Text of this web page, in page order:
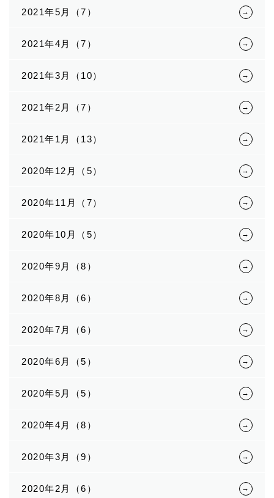
2021年5月（7）
2021年4月（7）
2021年3月（10）
2021年2月（7）
2021年1月（13）
2020年12月（5）
2020年11月（7）
2020年10月（5）
2020年9月（8）
2020年8月（6）
2020年7月（6）
2020年6月（5）
2020年5月（5）
2020年4月（8）
2020年3月（9）
2020年2月（6）